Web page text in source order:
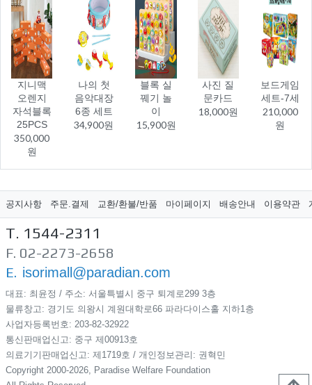
지니맥
오렌지
자석블록
25PCS
350,000
원
나의 첫
음악대장
6종 세트
34,900원
블록 실
꿰기 놀
이
15,900원
사진 질
문카드
18,000원
보드게임
세트-7세
210,000
원
공지사항 주문.결제 교환/환불/반품 마이페이지 배송안내 이용약관
T. 1544-2311
F. 02-2273-2658
E. isorimall@paradian.com
대표: 최윤정 / 주소: 서울특별시 중구 퇴계로299​ 3층
물류창고: 경기도 의왕시 계원대학로66 파라다이스홀 지하1층
사업자등록번호: 203-82-32922
통신판매업신고: 중구 제00913호
의료기기판매업신고: 제1719호 / 개인정보관리: 권혁민
Copyright 2000-2026, Paradise Welfare Foundation